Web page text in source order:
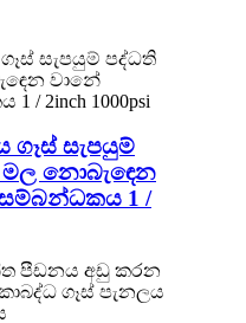
ගෑස් සැපයුම්
මල නොබැඳෙන
1 /